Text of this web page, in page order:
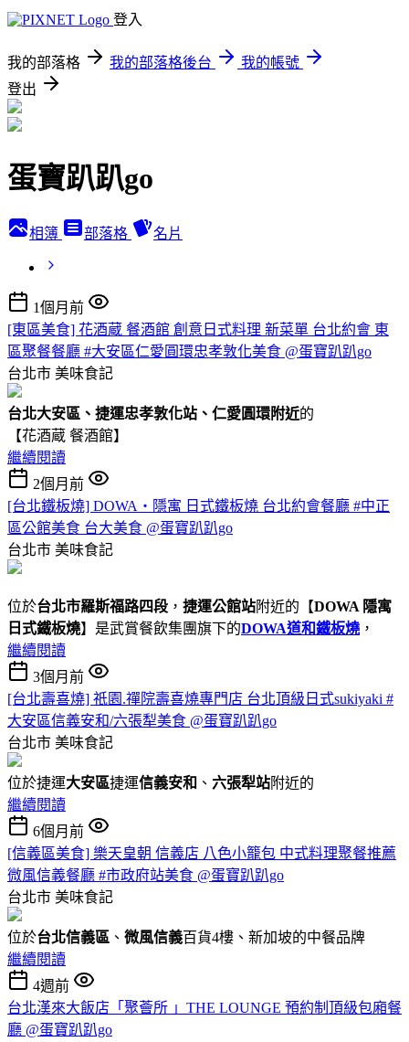
登入
我的部落格 我的部落格後台
我的帳號
登出
蛋寶趴趴go
相簿 部落格 名片
1個月前
[東區美食] 花酒蔵 餐酒館 創意日式料理 新菜單 台北約會 東
區聚餐餐廳 #大安區仁愛圓環忠孝敦化美食 @蛋寶趴趴go
台北市 美味食記
台北大安區、捷運忠孝敦化站、仁愛圓環附近的
【花酒蔵 餐酒館】
繼續閱讀
2個月前
[台北鐵板燒] DOWA・隱寓 日式鐵板燒 台北約會餐廳 #中正
區公館美食 台大美食 @蛋寶趴趴go
台北市 美味食記
位於台北市羅斯福路四段 ， 捷運公館站附近的【DOWA 隱寓
日式鐵板燒】是武賞餐飲集團旗下的DOWA道和鐵板燒 ，
繼續閱讀
3個月前
[台北壽喜燒] 祇園.禪院壽喜燒專門店 台北頂級日式sukiyaki #
大安區信義安和/六張犁美食 @蛋寶趴趴go
台北市 美味食記
位於捷運大安區捷運信義安和 、 六張犁站附近的
繼續閱讀
6個月前
[信義區美食] 樂天皇朝 信義店 八色小籠包 中式料理聚餐推薦
微風信義餐廳 #市政府站美食 @蛋寶趴趴go
台北市 美味食記
位於台北信義區 、 微風信義百貨4樓、新加坡的中餐品牌
繼續閱讀
4週前
台北漢來大飯店「聚薈所 」THE LOUNGE 預約制頂級包廂餐
廳 @蛋寶趴趴go